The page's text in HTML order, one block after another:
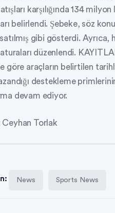
karşılığında 134
belirlendi. Şebeke, söz
gibi gösterdi. Ayrıca,
düzenlendi.
göre araçların belirtilen
destekleme
devam ediyor.
Ceyhan Torlak
News Sports News